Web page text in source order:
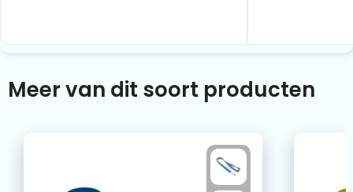
Meer van dit soort producten